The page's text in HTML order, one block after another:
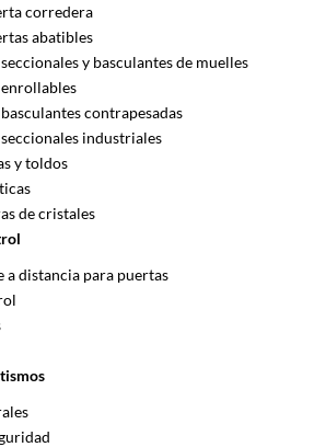
corredera
abatibles
y basculantes de muelles
contrapesadas
industriales
y toldos
de cristales
a distancia para puertas